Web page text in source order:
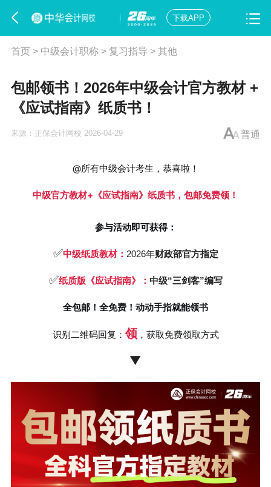
下载APP
首页> 中级会计职称> 复习指导 > 其他
包邮领书！2026年中级会计官方教材 +
《应试指南》纸质书！
普通
来源： 正保会计网校 2026-04-29
@所有中级会计考生，恭喜啦！
中级官方教材+《应试指南》纸质书，包邮免费领！
参与活动即可获得：
✅中级纸质教材： 2026年财政部官方指定
✅纸质版《应试指南》： 中级“三剑客”编写
全包邮！全免费！ 动动手指就能领书
识别二维码回复： 领 ，获取免费领取方式
▼